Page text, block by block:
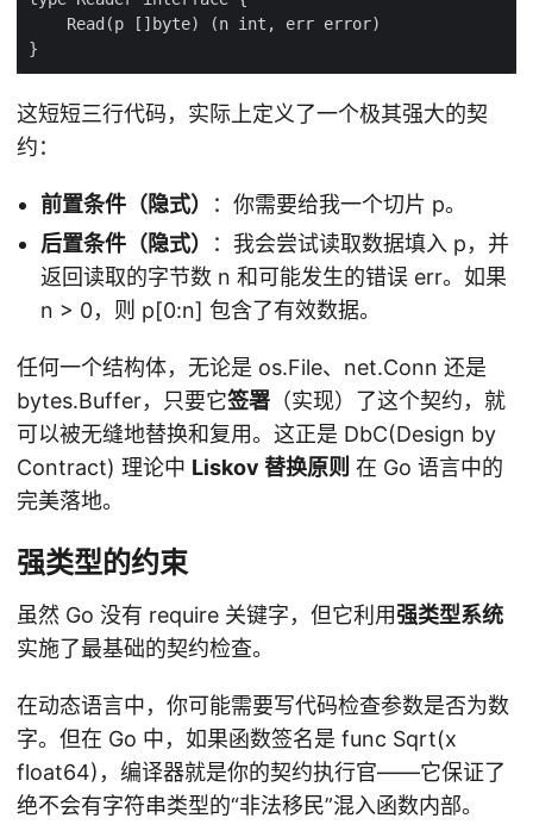
这短短三行代码，实际上定义了一个极其强大的契
约：
前置条件（隐式）
：你需要给我一个切片 p。
后置条件（隐式）
：我会尝试读取数据填入 p，并
返回读取的字节数 n 和可能发生的错误 err。如果
n > 0，则 p[0:n] 包含了有效数据。
任何一个结构体，无论是 os.File、net.Conn 还是
bytes.Buffer，只要它签署 （实现）了这个契约，就
可以被无缝地替换和复用。这正是 DbC(Design by
Contract) 理论中 Liskov 替换原则 在 Go 语言中的
完美落地。
强类型的约束
虽然 Go 没有 require 关键字，但它利用强类型系统
实施了最基础的契约检查。
在动态语言中，你可能需要写代码检查参数是否为数
字。但在 Go 中，如果函数签名是 func Sqrt(x
float64)，编译器就是你的契约执行官——它保证了
绝不会有字符串类型的“非法移民”混入函数内部。